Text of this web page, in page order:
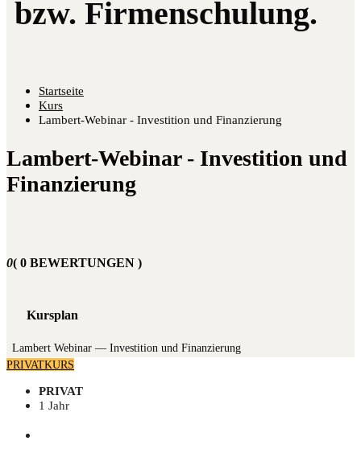
Startseite
Kurs
Lambert-Webinar - Investition und Finanzierung
Lambert-Webinar - Investition und
Finanzierung
0( 0 BEWERTUNGEN )
Kursplan
Lam­bert Web­i­nar — Inves­ti­ti­on und Finanzierung
PRIVATKURS
PRIVAT
1 Jahr